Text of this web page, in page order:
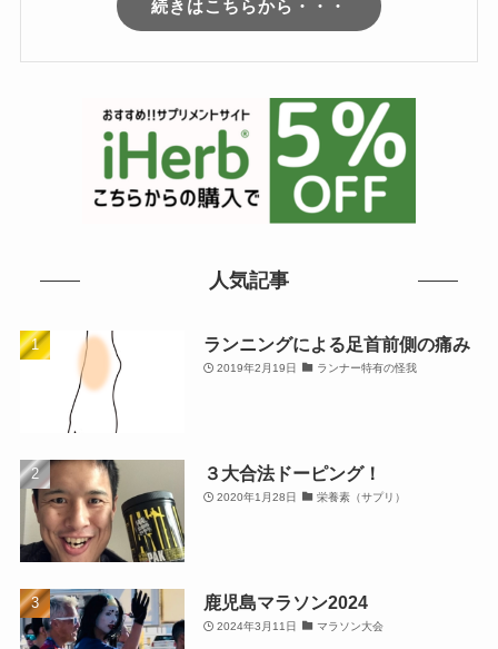
続きはこちらから・・・
人気記事
ランニングによる足首前側の痛み
2019年2月19日 ランナー特有の怪我
３大合法ドーピング！
2020年1月28日 栄養素（サプリ）
鹿児島マラソン2024
2024年3月11日 マラソン大会